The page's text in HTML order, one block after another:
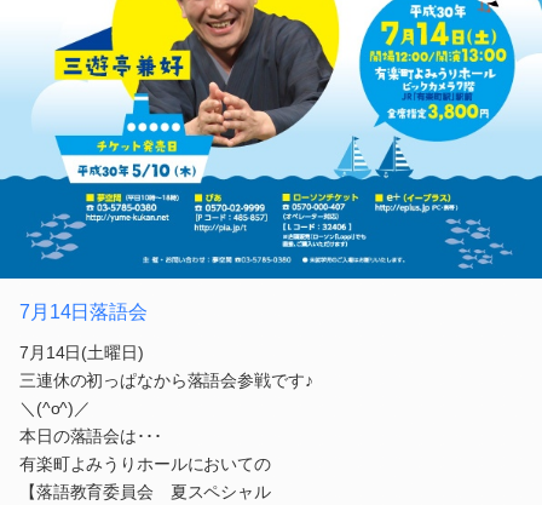
7月14日落語会
7月14日(土曜日)
三連休の初っぱなから落語会参戦です♪
＼(^o^)／
本日の落語会は･･･
有楽町よみうりホールにおいての
【落語教育委員会 夏スペシャル